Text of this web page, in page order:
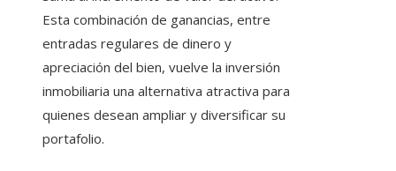
Esta combinación de ganancias, entre
entradas regulares de dinero y
apreciación del bien, vuelve la inversión
inmobiliaria una alternativa atractiva para
quienes desean ampliar y diversificar su
portafolio.